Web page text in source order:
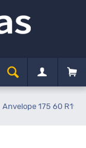
Anvelope 175 60 R19